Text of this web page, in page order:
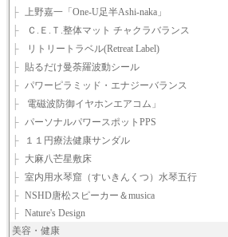
├ 上野嘉一「One-U足半Ashi-naka」
├
Ｃ.Ｅ.Ｔ.整体マット チャクラバランス
├
リトリートラベル(Retreat Label)
├ 貼るだけ曼荼羅波動シール
├ パワーピラミッド・エナジーバランス
├
電磁波防御イヤホンエアコム」
├ パーソナルパワースポットPPS
├
１１円療法健康サンダル
├ 大麻八芒星敷床
├ 室内用水琴窟（すいきんくつ）水琴五行
├ NSHD唐松スピーカー＆musica
├ Nature's Design
美容・健康